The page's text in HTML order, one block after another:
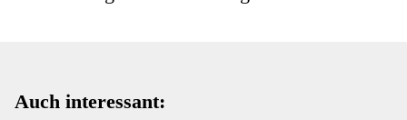
Auch interessant: